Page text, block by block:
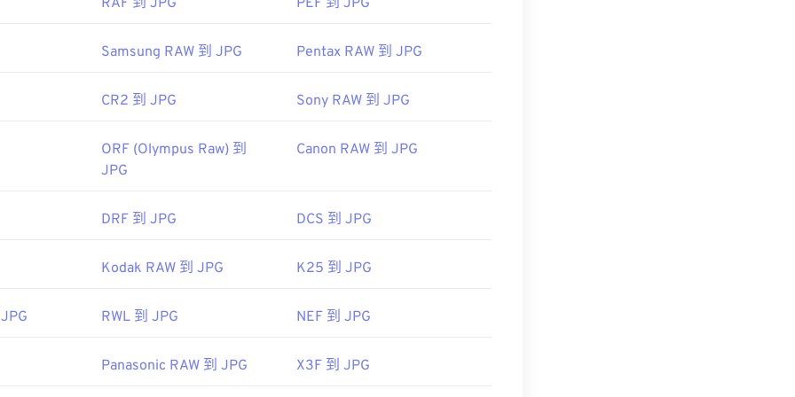
从图像中选择颜色
RAF 到 JPG PEF 到 JPG
Samsung RAW 到 JPG Pentax RAW 到 JPG
CR2 到 JPG Sony RAW 到 JPG
ORF (Olympus Raw) 到
JPG
Canon RAW 到 JPG
DRF 到 JPG DCS 到 JPG
Kodak RAW 到 JPG K25 到 JPG
RWL 到 JPG NEF 到 JPG
Panasonic RAW 到 JPG X3F 到 JPG